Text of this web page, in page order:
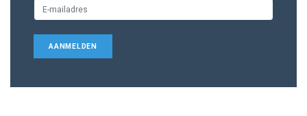
AANMELDEN